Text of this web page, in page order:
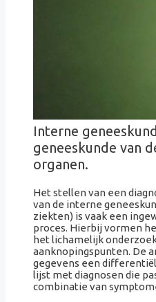
Interne
geneeskunde van
organen.
Het stellen van een
van de interne
ziekten) is vaak een
proces. Hierbij vormen
het lichamelijk
aanknopingspunten. De
gegevens een
lijst met diagnosen die
combinatie van